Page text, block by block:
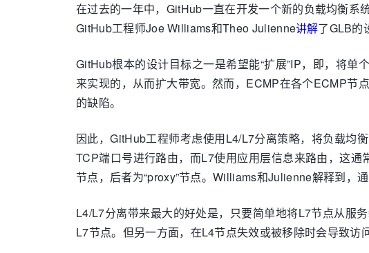
在过去的一年中，GitHub一直在开发一个新的负载均衡
GitHub工程师Joe Williams和Theo Julienne讲解了GLB的
GitHub根本的设计目标之一是希望能“扩展”IP，即，将
来实现的，从而扩大带宽。然而，ECMP在各个ECMP节
的缺陷。
因此，GitHub工程师考虑使用L4/L7分离策略，将负载均衡
TCP端口号进行路由，而L7使用应用层信息来路由，这
节点，后者为“proxy”节点。Williams和Julienne解释到，
L4/L7分离带来最大的好处是，只要简单地将L7节点从服务
L7节点。但另一方面，在L4节点失效或被移除时会导致访